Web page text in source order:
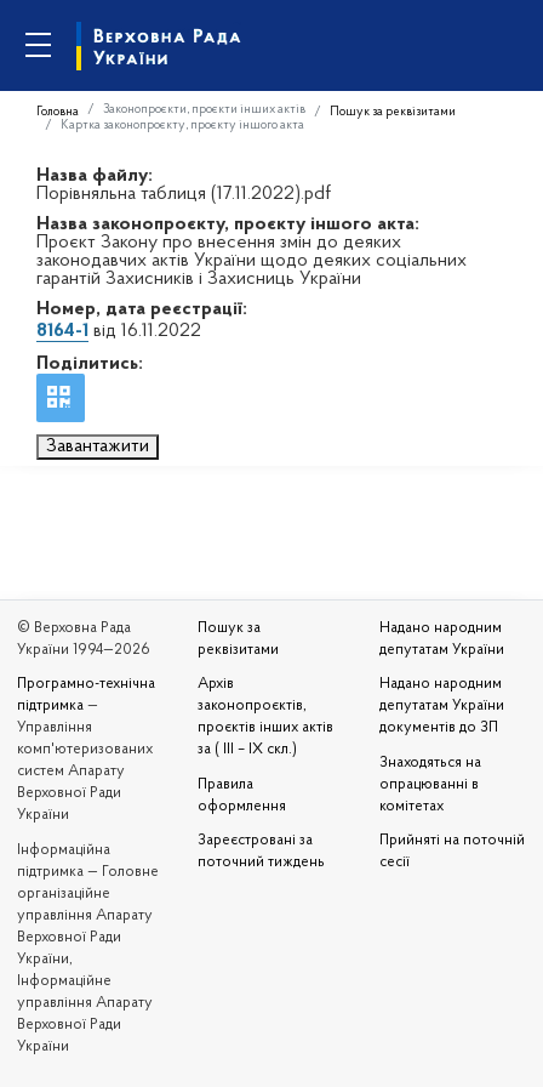
Головна Законопроєкти, проєкти інших актів
Пошук за реквізитами
Картка законопроєкту, проєкту іншого акта
Назва файлу:
Порівняльна таблиця (17.11.2022).pdf
Назва законопроєкту, проєкту іншого акта:
Проєкт Закону про внесення змін до деяких
законодавчих актів України щодо деяких соціальних
гарантій Захисників і Захисниць України
Номер, дата реєстрації:
8164-1 від 16.11.2022
Поділитись:
Завантажити
© Верховна Рада
України 1994—2026
Програмно-технічна
підтримка —
Управління
комп'ютеризованих
систем Апарату
Верховної Ради
України
Iнформаційна
підтримка — Головне
організаційне
управління Апарату
Верховної Ради
України,
Інформаційне
управління Апарату
Верховної Ради
України
Пошук за
реквізитами
Архів
законопроєктів,
проєктів інших актів
за ( III – IX скл.)
Правила
оформлення
Зареєстровані за
поточний тиждень
Надано народним
депутатам України
Надано народним
депутатам України
документів до ЗП
Знаходяться на
опрацюванні в
комітетах
Прийняті на поточній
сесії